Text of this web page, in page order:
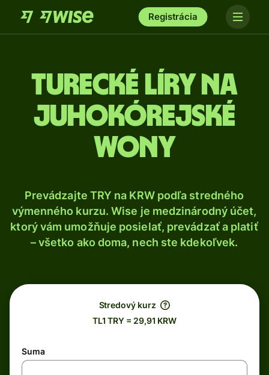
Registrácia
Turecké líry na
juhokórejské
wony
Prevádzajte TRY na KRW podľa stredného
výmenného kurzu. Wise je medzinárodný účet,
ktorý vám umožňuje posielať, prevádzať a platiť
– všetko ako doma, nech ste kdekoľvek.
Stredový kurz
TL1 TRY = 29,91 KRW
Suma